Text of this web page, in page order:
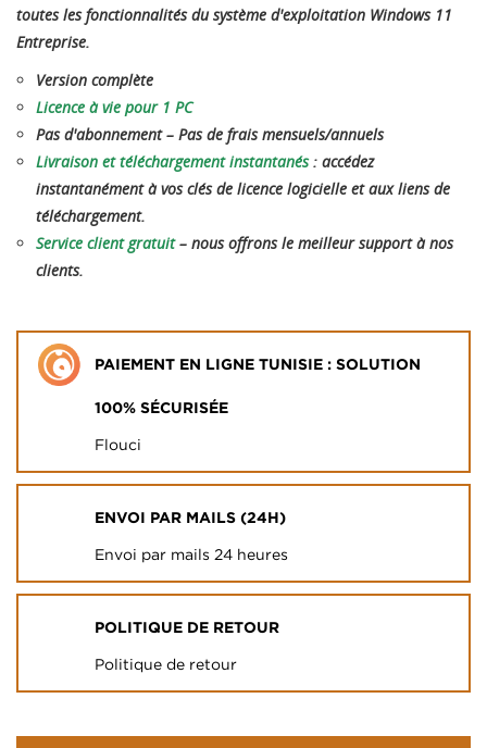
toutes les fonctionnalités du système d'exploitation Windows 11
Entreprise.
Version complète
Licence à vie pour 1 PC
Pas d'abonnement – ​​Pas de frais mensuels/annuels
Livraison et téléchargement instantanés: accédez
instantanément à vos clés de licence logicielle et aux liens de
téléchargement.
Service client gratuit– nous offrons le meilleur support à nos
clients.
PAIEMENT EN LIGNE TUNISIE : SOLUTION
100% SÉCURISÉE
Flouci
ENVOI PAR MAILS (24H)
Envoi par mails 24 heures
POLITIQUE DE RETOUR
Politique de retour